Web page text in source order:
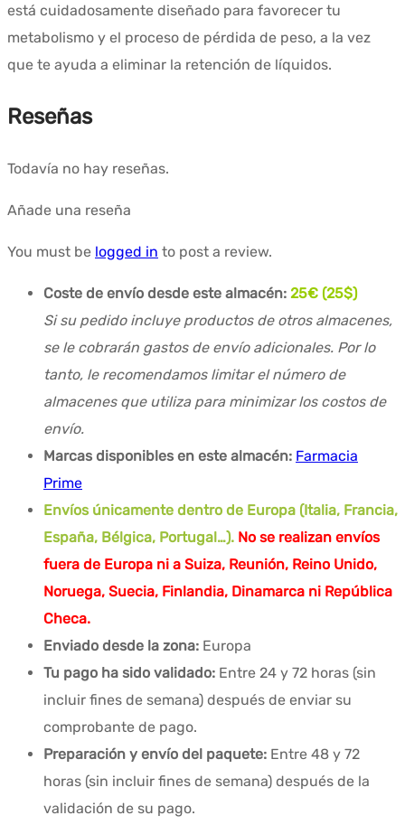
está cuidadosamente diseñado para favorecer tu
metabolismo y el proceso de pérdida de peso, a la vez
que te ayuda a eliminar la retención de líquidos.
Reseñas
Todavía no hay reseñas.
Añade una reseña
You must be logged in to post a review.
Coste de envío desde este almacén: 25€ (25$)
Si su pedido incluye productos de otros almacenes,
se le cobrarán gastos de envío adicionales. Por lo
tanto, le recomendamos limitar el número de
almacenes que utiliza para minimizar los costos de
envío.
Marcas disponibles en este almacén: Farmacia
Prime
Envíos únicamente dentro de Europa (Italia, Francia,
España, Bélgica, Portugal…). No se realizan envíos
fuera de Europa ni a Suiza, Reunión, Reino Unido,
Noruega, Suecia, Finlandia, Dinamarca ni República
Checa.
Enviado desde la zona: Europa
Tu pago ha sido validado: Entre 24 y 72 horas (sin
incluir fines de semana) después de enviar su
comprobante de pago.
Preparación y envío del paquete: Entre 48 y 72
horas (sin incluir fines de semana) después de la
validación de su pago.